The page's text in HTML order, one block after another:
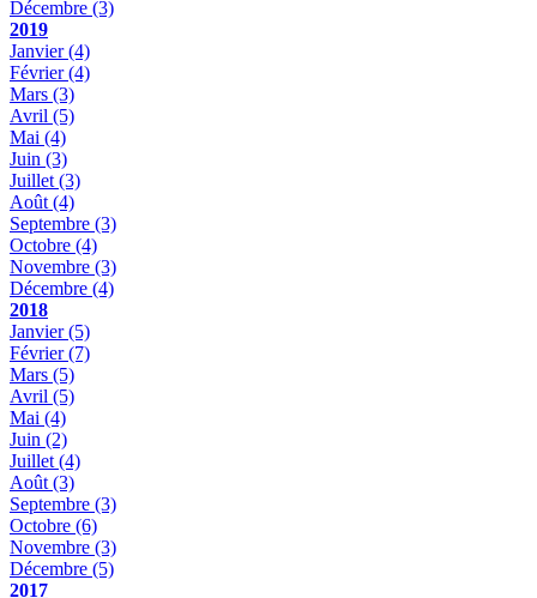
Décembre (3)
2019
Janvier(4)
Février(4)
Mars (3)
Avril (5)
Mai (4)
Juin (3)
Juillet (3)
Août (4)
Septembre (3)
Octobre (4)
Novembre (3)
Décembre (4)
2018
Janvier(5)
Février(7)
Mars (5)
Avril (5)
Mai (4)
Juin (2)
Juillet (4)
Août (3)
Septembre (3)
Octobre (6)
Novembre (3)
Décembre (5)
2017